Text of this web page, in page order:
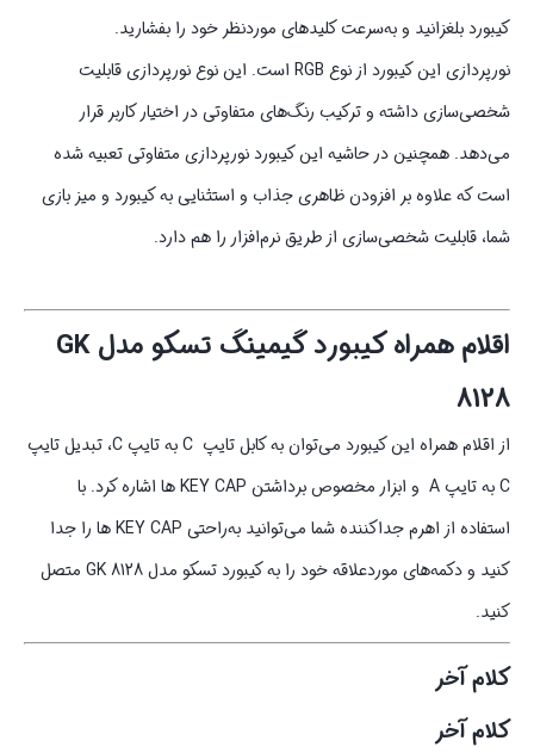
کیبورد بلغزانید و به‌سرعت کلیدهای موردنظر خود را بفشارید.
نورپردازی این کیبورد از نوع RGB است. این نوع نورپردازی قابلیت
شخصی‌سازی داشته و ترکیب رنگ‌های متفاوتی در اختیار کاربر قرار
می‌دهد. همچنین در حاشیه این کیبورد نورپردازی متفاوتی تعبیه شده
است که علاوه بر افزودن ظاهری جذاب و استثنایی به کیبورد و میز بازی
شما، قابلیت شخصی‌سازی از طریق نرم‌افزار را هم دارد.
اقلام همراه کیبورد گیمینگ تسکو مدل GK
8128
از اقلام همراه این کیبورد می‌توان به کابل تایپ C به تایپ C، تبدیل تایپ
C به تایپ A و ابزار مخصوص برداشتن KEY CAP ها اشاره کرد. با
استفاده از اهرم جداکننده شما می‌توانید به‌راحتی KEY CAP ها را جدا
کنید و دکمه‌های موردعلاقه خود را به کیبورد تسکو مدل GK 8128 متصل
کنید.
کلام آخر
کلام آخر